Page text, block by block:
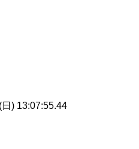
日) 13:07:55.44